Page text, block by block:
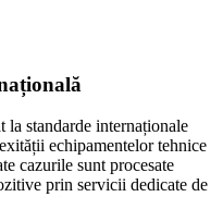
la standarde internaționale
echipamentelor tehnice
cazurile sunt procesate
prin servicii dedicate de